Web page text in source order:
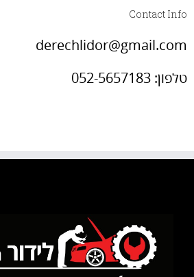
Contact Info
derechlidor@gmail.com
טלפון: 052-5657183